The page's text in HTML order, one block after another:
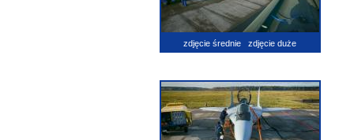
zdjęcie średnie zdjęcie duże